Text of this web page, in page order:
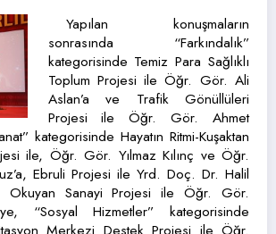
Yapılan konuşmaların
sonrasında “Farkındalık”
kategorisinde Temiz Para Sağlıklı
Toplum Projesi ile Öğr. Gör. Ali
Aslan’a ve Trafik Gönüllüleri
Projesi ile Öğr. Gör. Ahmet
kategorisinde Hayatın Ritmi-Kuşaktan
ile, Öğr. Gör. Yılmaz Kılınç ve Öğr.
Ebruli Projesi ile Yrd. Doç. Dr. Halil
Okuyan Sanayi Projesi ile Öğr. Gör.
“Sosyal Hizmetler” kategorisinde